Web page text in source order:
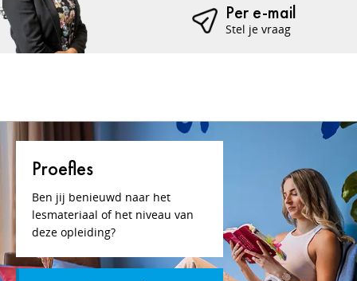
Per e-mail
Stel je vraag
Proefles
Ben jij benieuwd naar het
lesmateriaal of het niveau van
deze opleiding?